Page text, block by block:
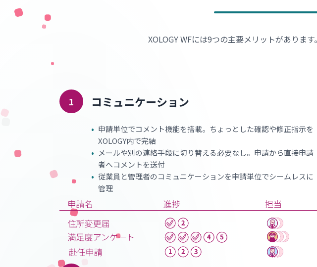
XOLOGY WFには9つの主要メリットがありま
1 コミュニケーション
• 申請単位でコメント機能を搭載。ちょっとした確認や修正指示を
XOLOGY内で完結
• メールや別の連絡手段に切り替える必要なし。申請から直接申請
者へコメントを送付
• 従業員と管理者のコミュニケーションを申請単位でシームレスに
管理